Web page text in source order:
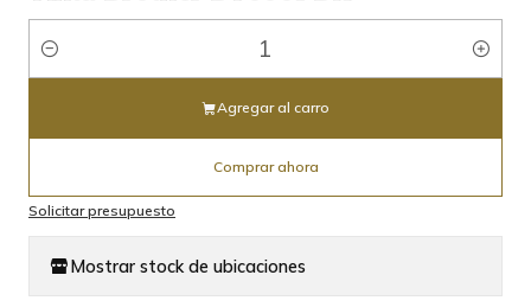
Cantidad
Agregar al carro
Comprar ahora
Solicitar presupuesto
Mostrar stock de ubicaciones